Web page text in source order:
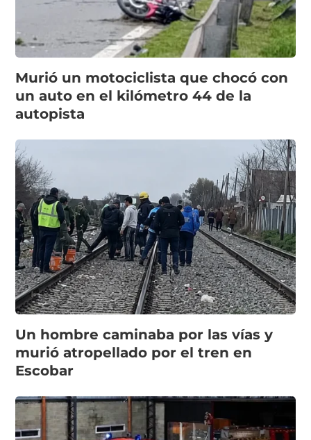
Murió un motociclista que chocó con
un auto en el kilómetro 44 de la
autopista
Un hombre caminaba por las vías y
murió atropellado por el tren en
Escobar